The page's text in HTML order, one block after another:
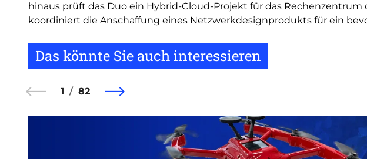
hinaus prüft das Duo ein Hybrid-Cloud-Projekt für das Rechenzentrum
koordiniert die Anschaffung eines Netzwerkdesignprodukts für ein
Das könnte Sie auch interessieren
1 82